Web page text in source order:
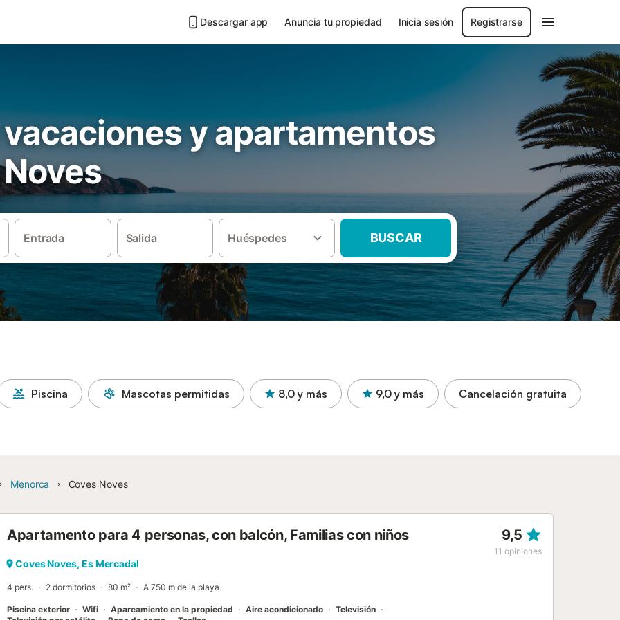
Descargar app Anuncia tu propiedad Inicia sesión Registrarse
y apartamentos
Entrada Salida Huéspedes BUSCAR
Piscina Mascotas permitidas 8,0 y más 9,0 y más Cancelación gratuita
Menorca Coves Noves
Apartamento para 4 personas, con balcón, Familias con niños 9,5
11 opiniones
Coves Noves, Es Mercadal
4 pers. 2 dormitorios 80 m² A 750 m de la playa
Piscina exterior Wifi Aparcamiento en la propiedad Aire acondicionado
Televisión